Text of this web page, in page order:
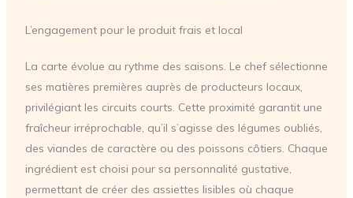
L’engagement pour le produit frais et local
La carte évolue au rythme des saisons. Le chef sélectionne
ses matières premières auprès de producteurs locaux,
privilégiant les circuits courts. Cette proximité garantit une
fraîcheur irréprochable, qu’il s’agisse des légumes oubliés,
des viandes de caractère ou des poissons côtiers. Chaque
ingrédient est choisi pour sa personnalité gustative,
permettant de créer des assiettes lisibles où chaque